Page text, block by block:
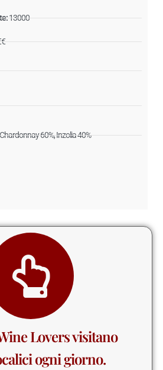
13000
Chardonnay 60%, Inzolia 40%
Lovers visitano
ogni giorno.